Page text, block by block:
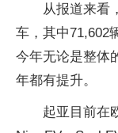
从报道来看
车，其中71,602
今年无论是整体
年都有提升。
起亚目前在